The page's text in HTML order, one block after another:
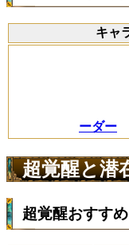
キャ
ーダー
超覚醒と潜
超覚醒おすすめ